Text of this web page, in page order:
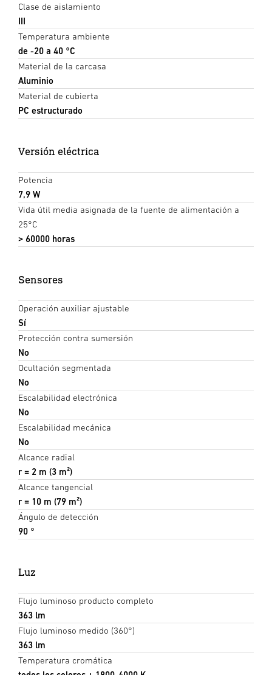
Clase de aislamiento
III
Temperatura ambiente
de -20 a 40 °C
Material de la carcasa
Aluminio
Material de cubierta
PC estructurado
Versión eléctrica
Potencia
7,9 W
Vida útil media asignada de la fuente de alimentación a
25°C
> 60000 horas
Sensores
Operación auxiliar ajustable
Sí
Protección contra sumersión
No
Ocultación segmentada
No
Escalabilidad electrónica
No
Escalabilidad mecánica
No
Alcance radial
r = 2 m (3 m²)
Alcance tangencial
r = 10 m (79 m²)
Ángulo de detección
90 °
Luz
Flujo luminoso producto completo
363 lm
Flujo luminoso medido (360°)
363 lm
Temperatura cromática